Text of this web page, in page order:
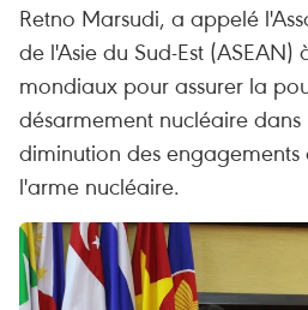
Retno Marsudi, a appelé
de l'Asie du Sud-Est (ASEAN)
mondiaux pour assurer la
désarmement nucléaire
diminution des engagements
l'arme nucléaire.